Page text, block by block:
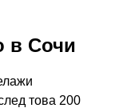
в Сочи
това 200